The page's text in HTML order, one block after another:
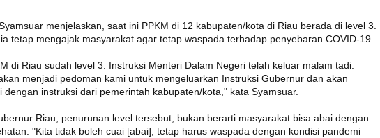
menjelaskan, saat ini PPKM di 12 kabupaten/kota di Riau berada di level 3.
tetap mengajak masyarakat agar tetap waspada terhadap penyebaran COVID-19.
di Riau sudah level 3. Instruksi Menteri Dalam Negeri telah keluar malam tadi.
menjadi pedoman kami untuk mengeluarkan Instruksi Gubernur dan akan
dengan instruksi dari pemerintah kabupaten/kota," kata Syamsuar.
Riau, penurunan level tersebut, bukan berarti masyarakat bisa abai dengan
"Kita tidak boleh cuai [abai], tetap harus waspada dengan kondisi pandemi